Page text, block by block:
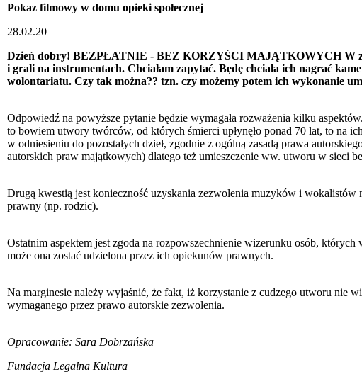
Pokaz filmowy w domu opieki społecznej
28.02.20
Dzień dobry! BEZPŁATNIE - BEZ KORZYŚCI MAJĄTKOWYCH W
i grali na instrumentach. Chciałam zapytać. Będę chciała ich nagrać
wolontariatu. Czy tak można?? tzn. czy możemy potem ich wykonanie
Odpowiedź na powyższe pytanie będzie wymagała rozważenia kilku
to bowiem utwory twórców, od których śmierci upłynęło ponad 70 lat, to na
w odniesieniu do pozostałych dzieł, zgodnie z ogólną zasadą prawa
autorskich praw majątkowych) dlatego też umieszczenie ww. utworu w sieci
Drugą kwestią jest konieczność uzyskania zezwolenia muzyków i
prawny (np. rodzic).
Ostatnim aspektem jest zgoda na rozpowszechnienie wizerunku osób,
może ona zostać udzielona przez ich opiekunów prawnych.
Na marginesie należy wyjaśnić, że fakt, iż korzystanie z cudzego utworu nie
wymaganego przez prawo autorskie zezwolenia.
Opracowanie: Sara Dobrzańska
Fundacja Legalna Kultura